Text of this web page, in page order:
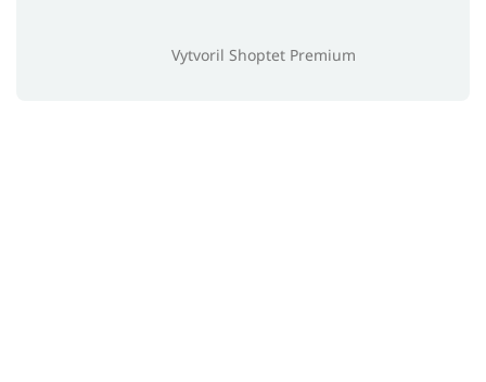
Vytvoril Shoptet Premium